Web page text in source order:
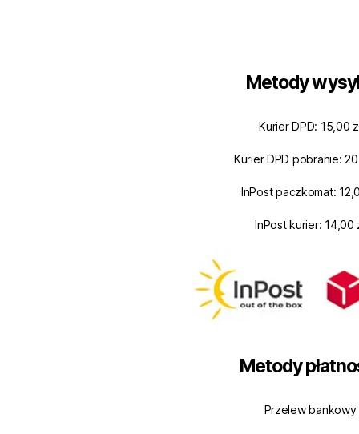
Metody
Kurier DPD: 15,00
Kurier DPD pobranie:
InPost paczkomat:
InPost kurier: 14,00
Metody
Przelew bankowy